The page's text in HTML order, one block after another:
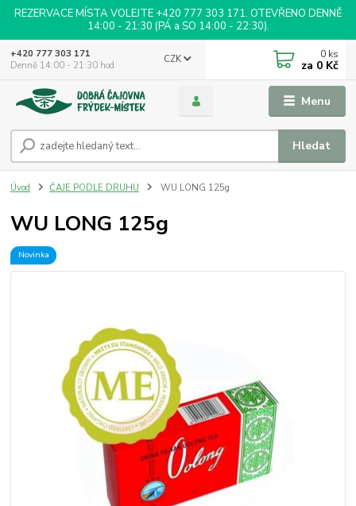
REZERVACE MÍSTA VOLEJTE +420 777 303 171. OTEVŘENO DENNĚ
14:00 - 21:30 (PÁ a SO 14:00 - 22:30).
Menu
CZK
Hledat
+420 777 303 171
Denně 14:00 - 21:30 hod
0 ks
za 0 Kč
Úvod ČAJE PODLE DRUHU WU LONG 125g
WU LONG 125g
Novinka